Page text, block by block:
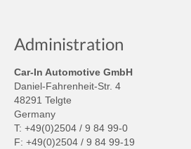
Administration
Car-In Automotive GmbH
Daniel-Fahrenheit-Str. 4
48291 Telgte
Germany
T: +49(0)2504 / 9 84 99-0
F: +49(0)2504 / 9 84 99-19